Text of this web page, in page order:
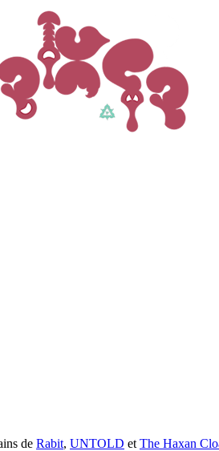
de Rabit, UNTOLD et The Haxan